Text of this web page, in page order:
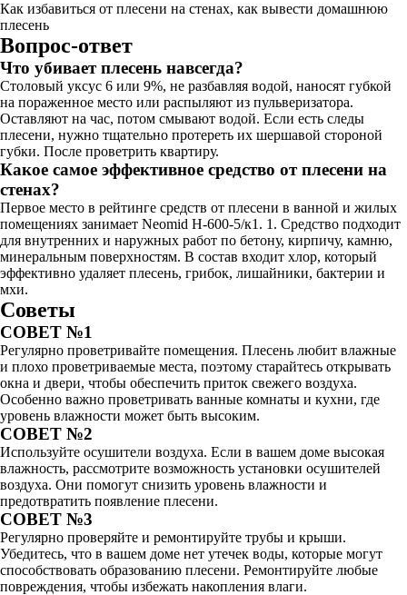
Как избавиться от плесени на стенах, как вывести домашнюю
плесень
Вопрос-ответ
Что убивает плесень навсегда?
Столовый уксус 6 или 9%, не разбавляя водой, наносят губкой
на пораженное место или распыляют из пульверизатора.
Оставляют на час, потом смывают водой. Если есть следы
плесени, нужно тщательно протереть их шершавой стороной
губки. После проветрить квартиру.
Какое самое эффективное средство от плесени на
стенах?
Первое место в рейтинге средств от плесени в ванной и жилых
помещениях занимает Neomid H-600-5/к1. 1. Средство подходит
для внутренних и наружных работ по бетону, кирпичу, камню,
минеральным поверхностям. В состав входит хлор, который
эффективно удаляет плесень, грибок, лишайники, бактерии и
мхи.
Советы
СОВЕТ №1
Регулярно проветривайте помещения. Плесень любит влажные
и плохо проветриваемые места, поэтому старайтесь открывать
окна и двери, чтобы обеспечить приток свежего воздуха.
Особенно важно проветривать ванные комнаты и кухни, где
уровень влажности может быть высоким.
СОВЕТ №2
Используйте осушители воздуха. Если в вашем доме высокая
влажность, рассмотрите возможность установки осушителей
воздуха. Они помогут снизить уровень влажности и
предотвратить появление плесени.
СОВЕТ №3
Регулярно проверяйте и ремонтируйте трубы и крыши.
Убедитесь, что в вашем доме нет утечек воды, которые могут
способствовать образованию плесени. Ремонтируйте любые
повреждения, чтобы избежать накопления влаги.